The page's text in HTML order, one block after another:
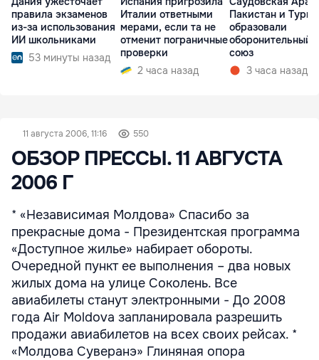
правила экзаменов
из-за использования
ИИ школьниками
53 минуты назад
Италии ответными
мерами, если та не
отменит пограничные
проверки
2 часа назад
Пакистан и
образовали
оборонительный
союз
3 часа назад
11 августа 2006, 11:16 550
ОБЗОР ПРЕССЫ. 11 АВГУСТА
2006 Г
* «Независимая Молдова» Спасибо за
прекрасные дома - Президентская программа
«Доступное жилье» набирает обороты.
Очередной пункт ее выполнения – два новых
жилых дома на улице Соколень. Все
авиабилеты станут электронными - До 2008
года Air Moldova запланировала разрешить
продажи авиабилетов на всех своих рейсах. *
«Молдова Суверанэ» Глиняная опора